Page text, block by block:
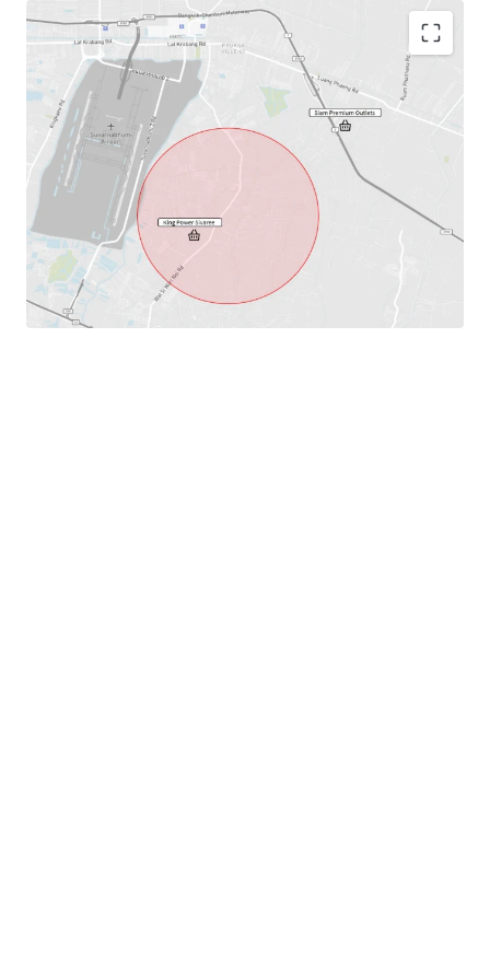
Land area: 33-2-2.8 Rai or 53,611.2
sq.m.
Frontage: 16 m
Land tenure: Freehold
Town plan: Low residential density area (Yellow zone -